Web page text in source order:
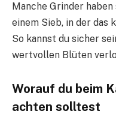
Manche Grinder
einem Sieb, in der das
So kannst du sicher
wertvollen Blüten
Worauf du beim
achten solltest